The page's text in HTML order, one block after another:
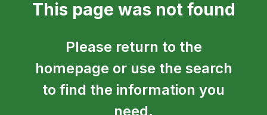
This page was not found
Please return to the
homepage or use the search
to find the information you
need.